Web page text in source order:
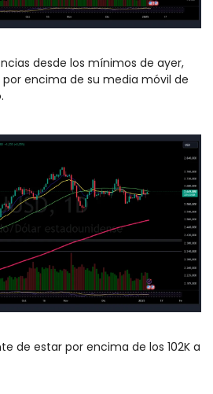
desde los mínimos de ayer,
encima de su media móvil de
de estar por encima de los 102K a